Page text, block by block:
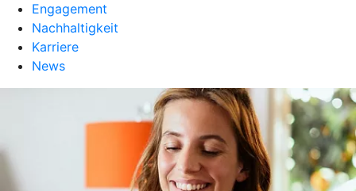
Engagement
Nachhaltigkeit
Karriere
News